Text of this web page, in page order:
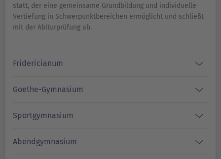
statt, der eine gemeinsame Grundbildung und individuelle
Vertiefung in Schwerpunktbereichen ermöglicht und schließt
mit der Abiturprüfung ab.
Fridericianum
Goethe-Gymnasium
Sportgymnasium
Abendgymnasium